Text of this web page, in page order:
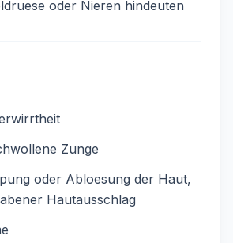
oder Nieren hindeuten
Zunge
oder Abloesung der Haut,
Hautausschlag